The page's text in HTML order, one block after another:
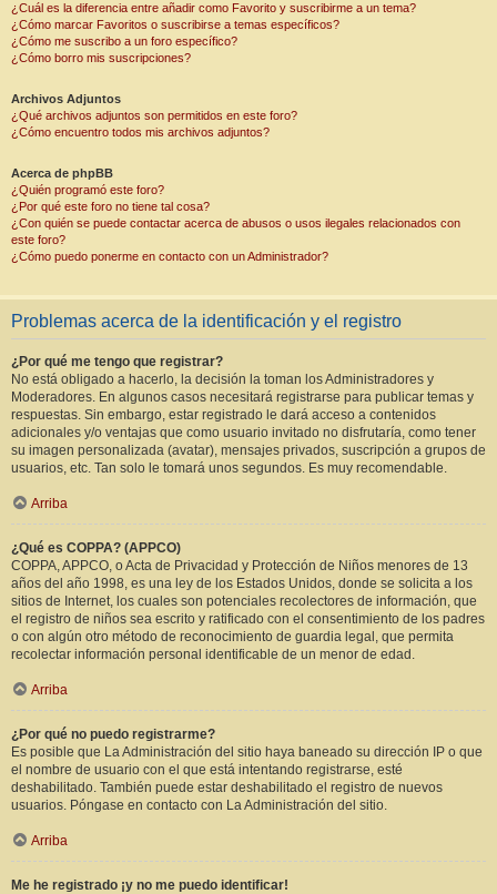
¿Cuál es la diferencia entre añadir como Favorito y suscribirme a un tema?
¿Cómo marcar Favoritos o suscribirse a temas específicos?
¿Cómo me suscribo a un foro específico?
¿Cómo borro mis suscripciones?
Archivos Adjuntos
¿Qué archivos adjuntos son permitidos en este foro?
¿Cómo encuentro todos mis archivos adjuntos?
Acerca de phpBB
¿Quién programó este foro?
¿Por qué este foro no tiene tal cosa?
¿Con quién se puede contactar acerca de abusos o usos ilegales relacionados con
este foro?
¿Cómo puedo ponerme en contacto con un Administrador?
Problemas acerca de la identificación y el registro
¿Por qué me tengo que registrar?
No está obligado a hacerlo, la decisión la toman los Administradores y
Moderadores. En algunos casos necesitará registrarse para publicar temas y
respuestas. Sin embargo, estar registrado le dará acceso a contenidos
adicionales y/o ventajas que como usuario invitado no disfrutaría, como tener
su imagen personalizada (avatar), mensajes privados, suscripción a grupos de
usuarios, etc. Tan solo le tomará unos segundos. Es muy recomendable.
Arriba
¿Qué es COPPA? (APPCO)
COPPA, APPCO, o Acta de Privacidad y Protección de Niños menores de 13
años del año 1998, es una ley de los Estados Unidos, donde se solicita a los
sitios de Internet, los cuales son potenciales recolectores de información, que
el registro de niños sea escrito y ratificado con el consentimiento de los padres
o con algún otro método de reconocimiento de guardia legal, que permita
recolectar información personal identificable de un menor de edad.
Arriba
¿Por qué no puedo registrarme?
Es posible que La Administración del sitio haya baneado su dirección IP o que
el nombre de usuario con el que está intentando registrarse, esté
deshabilitado. También puede estar deshabilitado el registro de nuevos
usuarios. Póngase en contacto con La Administración del sitio.
Arriba
Me he registrado ¡y no me puedo identificar!